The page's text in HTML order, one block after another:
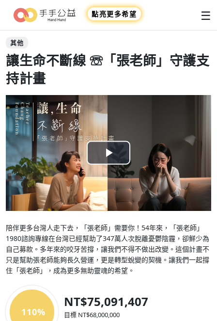
點亮更多希望 ☰
其他
讓生命不斷線 ☏「張老師」守護支
持計畫
Play
Video
陪伴更多台灣人走下去，「張老師」需要你！54年來，「張老師」
1980諮詢專線在台灣已經幫助了347萬人次脫離憂鬱陰霾，卻鮮少為
自己募款。多年來的咬牙苦撐，讓我們不得不做出改變。這個計畫不
只是幫助張老師能夠長久營運，更是轉型蛻變的契機。讓我們一起撐
住「張老師」，成為更多無助靈魂的希望。
110%
NT$75,091,407
目標 NT$68,000,000